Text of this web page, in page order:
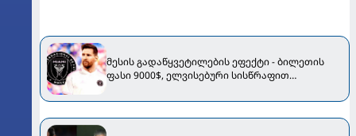
მესის გადაწყვეტილების ეფექტი - ბილეთის
ფასი 9000$, ელვისებური სისწრაფით